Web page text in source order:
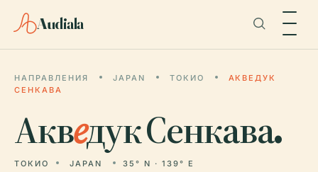
Audiala
НАПРАВЛЕНИЯ JAPAN ТОКИО
АКВЕДУК
СЕНКАВА
Акведук Сенкава.
ТОКИО JAPAN 35° N · 139° E